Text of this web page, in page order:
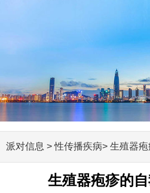
派对信息 >性传播疾病> 生殖器疱
生殖器疱疹的